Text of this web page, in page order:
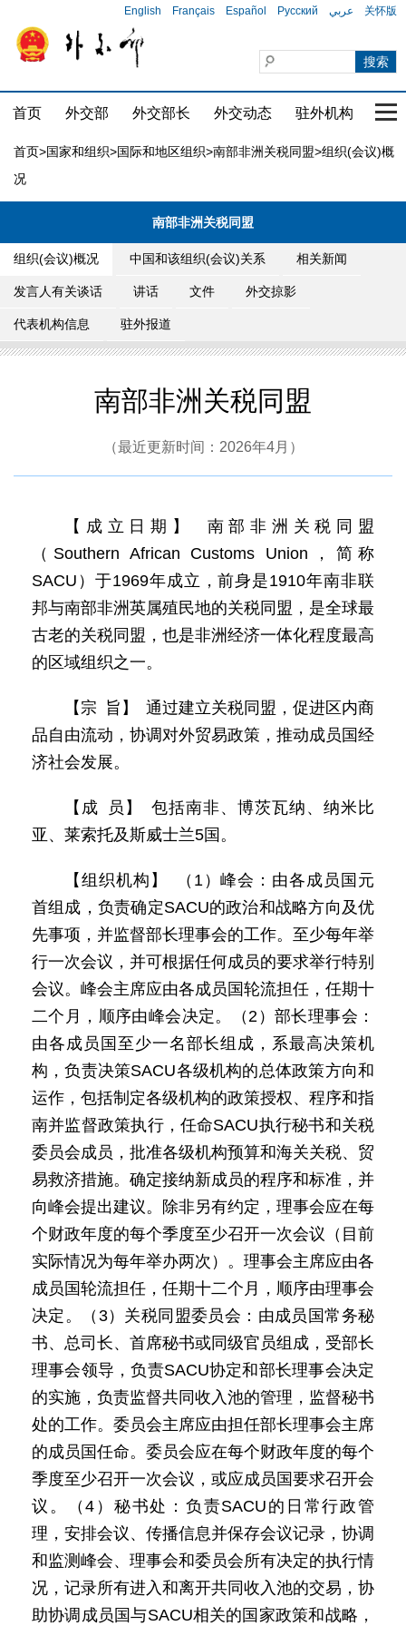
English Français Español Русский عربي 关怀版
首页 外交部 外交部长 外交动态 驻外机构 国
首页>国家和组织>国际和地区组织>南部非洲关税同盟>组织(会议)概
况
南部非洲关税同盟
组织(会议)概况 中国和该组织(会议)关系 相关新闻
发言人有关谈话 讲话 文件 外交掠影
代表机构信息 驻外报道
南部非洲关税同盟
（最近更新时间：2026年4月）
【成立日期】 南部非洲关税同盟
（Southern African Customs Union，简称
SACU）于1969年成立，前身是1910年南非联
邦与南部非洲英属殖民地的关税同盟，是全球最
古老的关税同盟，也是非洲经济一体化程度最高
的区域组织之一。
【宗 旨】 通过建立关税同盟，促进区内商
品自由流动，协调对外贸易政策，推动成员国经
济社会发展。
【成 员】 包括南非、博茨瓦纳、纳米比
亚、莱索托及斯威士兰5国。
【组织机构】 （1）峰会：由各成员国元
首组成，负责确定SACU的政治和战略方向及优
先事项，并监督部长理事会的工作。至少每年举
行一次会议，并可根据任何成员的要求举行特别
会议。峰会主席应由各成员国轮流担任，任期十
二个月，顺序由峰会决定。（2）部长理事会：
由各成员国至少一名部长组成，系最高决策机
构，负责决策SACU各级机构的总体政策方向和
运作，包括制定各级机构的政策授权、程序和指
南并监督政策执行，任命SACU执行秘书和关税
委员会成员，批准各级机构预算和海关关税、贸
易救济措施。确定接纳新成员的程序和标准，并
向峰会提出建议。除非另有约定，理事会应在每
个财政年度的每个季度至少召开一次会议（目前
实际情况为每年举办两次）。理事会主席应由各
成员国轮流担任，任期十二个月，顺序由理事会
决定。（3）关税同盟委员会：由成员国常务秘
书、总司长、首席秘书或同级官员组成，受部长
理事会领导，负责SACU协定和部长理事会决定
的实施，负责监督共同收入池的管理，监督秘书
处的工作。委员会主席应由担任部长理事会主席
的成员国任命。委员会应在每个财政年度的每个
季度至少召开一次会议，或应成员国要求召开会
议。（4）秘书处：负责SACU的日常行政管
理，安排会议、传播信息并保存会议记录，协调
和监测峰会、理事会和委员会所有决定的执行情
况，记录所有进入和离开共同收入池的交易，协
助协调成员国与SACU相关的国家政策和战略，